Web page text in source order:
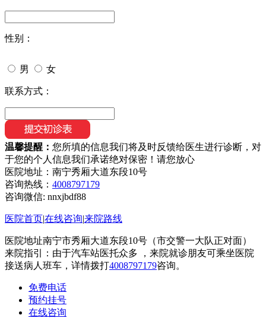
性别：
男 女
联系方式：
温馨提醒： 您所填的信息我们将及时反馈给医生进行诊断，对
于您的个人信息我们承诺绝对保密！请您放心
医院地址：南宁秀厢大道东段10号
咨询热线： 4008797179
咨询微信: nnxjbdf88
医院首页|在线咨询|来院路线
医院地址南宁市秀厢大道东段10号（市交警一大队正对面）
来院指引：由于汽车站医托众多 ，来院就诊朋友可乘坐医院
接送病人班车，详情拨打4008797179咨询。
免费电话
预约挂号
在线咨询